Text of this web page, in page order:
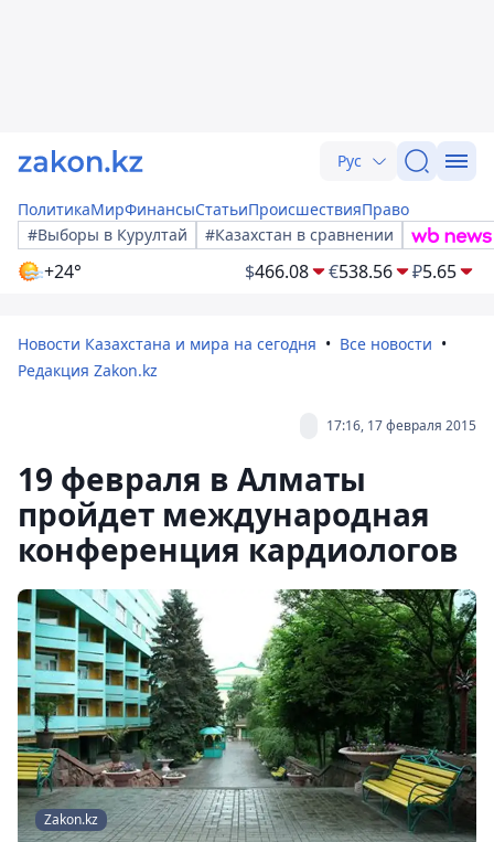
Рус
ПолитикаМирФинансыСтатьиПроисшествияПраво
#Выборы в Курултай
#Казахстан в сравнении
+24° $466.08 €538.56 ₽5.65
Новости Казахстана и мира на сегодня
Все новости
Редакция Zakon.kz
17:16, 17 февраля 2015
19 февраля в Алматы
пройдет международная
конференция кардиологов
Zakon.kz